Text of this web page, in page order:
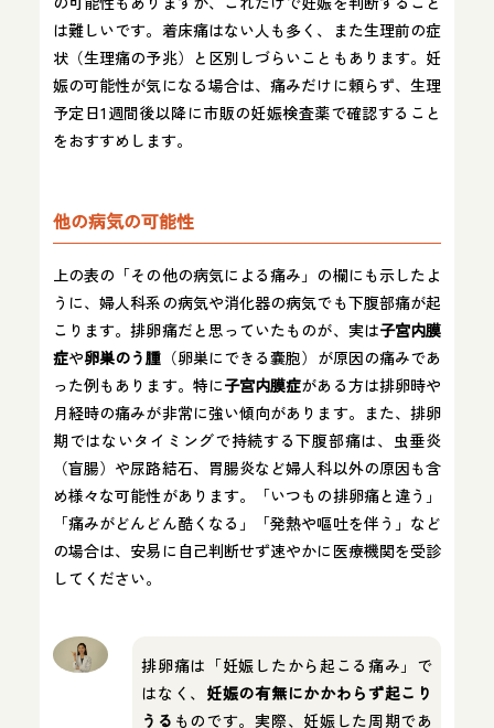
は難しいです。着床痛はない人も多く、また生理前の症
状（生理痛の予兆）と区別しづらいこともあります。妊
娠の可能性が気になる場合は、痛みだけに頼らず、生理
予定日1週間後以降に市販の妊娠検査薬で確認すること
をおすすめします。
他の病気の可能性
上の表の「その他の病気による痛み」の欄にも示したよ
うに、婦人科系の病気や消化器の病気でも下腹部痛が起
こります。排卵痛だと思っていたものが、実は子宮内膜
症や卵巣のう腫 （卵巣にできる嚢胞）が原因の痛みであ
った例もあります。特に子宮内膜症がある方は排卵時や
月経時の痛みが非常に強い傾向があります。また、排卵
期ではないタイミングで持続する下腹部痛は、虫垂炎
（盲腸）や尿路結石、胃腸炎など婦人科以外の原因も含
め様々な可能性があります。「いつもの排卵痛と違う」
「痛みがどんどん酷くなる」「発熱や嘔吐を伴う」など
の場合は、安易に自己判断せず速やかに医療機関を受診
してください。
排卵痛は「妊娠したから起こる痛み」で
はなく、 妊娠の有無にかかわらず起こり
うる ものです。実際、妊娠した周期であ